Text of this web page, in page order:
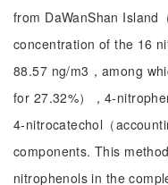
from DaWanShan Island
concentration of the 16
88.57 ng/m3，among
for 27.32%），4-
4-nitrocatechol（
components. This
nitrophenols in the